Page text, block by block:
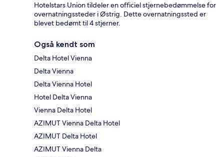
Hotelstars Union tildeler en officiel stjernebedømmelse for
overnatningssteder i Østrig. Dette overnatningssted er
blevet bedømt til 4 stjerner.
Også kendt som
Delta Hotel Vienna
Delta Vienna
Delta Vienna Hotel
Hotel Delta Vienna
Vienna Delta Hotel
AZIMUT Vienna Delta Hotel
AZIMUT Delta Hotel
AZIMUT Vienna Delta